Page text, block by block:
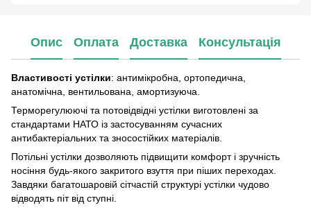
Опис Оплата Доставка Консультація
Властивості устілки: антимікробна, ортопедична,
анатомічна, вентильована, амортизуюча.
Терморегулюючі та потовідвідні устілки виготовлені за
стандартами НАТО із застосуванням сучасних
антибактеріальних та зносостійких матеріалів.
Потільні устілки дозволяють підвищити комфорт і зручність
носіння будь-якого закритого взуття при піших переходах.
Завдяки багатошаровій сітчастій структурі устілки чудово
відводять піт від ступні.